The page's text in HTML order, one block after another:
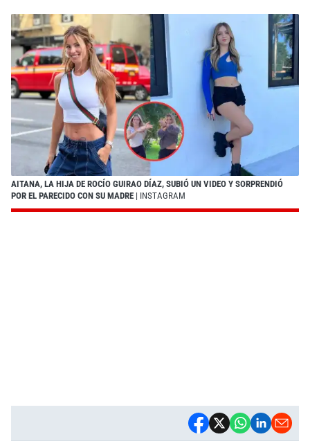
AITANA, LA HIJA DE ROCÍO GUIRAO DÍAZ, SUBIÓ UN VIDEO Y SORPRENDIÓ
POR EL PARECIDO CON SU MADRE | INSTAGRAM